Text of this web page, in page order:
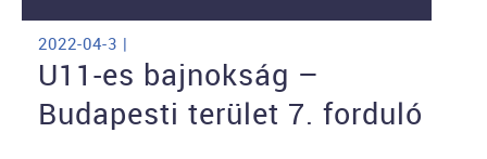
2022-04-3 |
U11-es bajnokság –
Budapesti terület 7. forduló